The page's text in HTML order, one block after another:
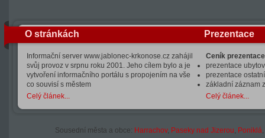
O stránkách
Informační server www.jablonec-krkonose.cz zahájil
svůj provoz v srpnu roku 2001. Jeho cílem bylo a je
vytvoření informačního portálu s propojením na vše
co souvisí s městem
Celý článek...
Prezentace
Ceník
prezentace
prezentace
základní záznam
Celý článek...
Sousední města a obce: Harrachov, Paseky nad Jizerou, Poniklá,